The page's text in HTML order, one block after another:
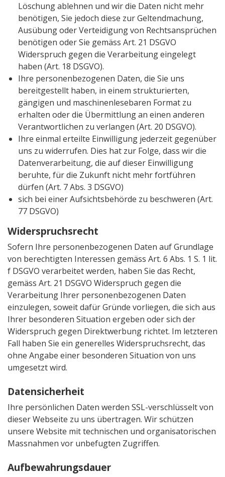
Löschung ablehnen und wir die Daten nicht mehr
benötigen, Sie jedoch diese zur Geltendmachung,
Ausübung oder Verteidigung von Rechtsansprüchen
benötigen oder Sie gemäss Art. 21 DSGVO
Widerspruch gegen die Verarbeitung eingelegt
haben (Art. 18 DSGVO).
Ihre personenbezogenen Daten, die Sie uns
bereitgestellt haben, in einem strukturierten,
gängigen und maschinenlesebaren Format zu
erhalten oder die Übermittlung an einen anderen
Verantwortlichen zu verlangen (Art. 20 DSGVO).
Ihre einmal erteilte Einwilligung jederzeit gegenüber
uns zu widerrufen. Dies hat zur Folge, dass wir die
Datenverarbeitung, die auf dieser Einwilligung
beruhte, für die Zukunft nicht mehr fortführen
dürfen (Art. 7 Abs. 3 DSGVO)
sich bei einer Aufsichtsbehörde zu beschweren (Art.
77 DSGVO)
Widerspruchsrecht
Sofern Ihre personenbezogenen Daten auf Grundlage
von berechtigten Interessen gemäss Art. 6 Abs. 1 S. 1 lit.
f DSGVO verarbeitet werden, haben Sie das Recht,
gemäss Art. 21 DSGVO Widerspruch gegen die
Verarbeitung Ihrer personenbezogenen Daten
einzulegen, soweit dafür Gründe vorliegen, die sich aus
Ihrer besonderen Situation ergeben oder sich der
Widerspruch gegen Direktwerbung richtet. Im letzteren
Fall haben Sie ein generelles Widerspruchsrecht, das
ohne Angabe einer besonderen Situation von uns
umgesetzt wird.
Datensicherheit
Ihre persönlichen Daten werden SSL-verschlüsselt von
dieser Webseite zu uns übertragen. Wir schützen
unsere Website mit technischen und organisatorischen
Massnahmen vor unbefugten Zugriffen.
Aufbewahrungsdauer